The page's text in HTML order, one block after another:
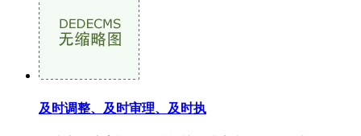
及时调整、及时审理、及时执